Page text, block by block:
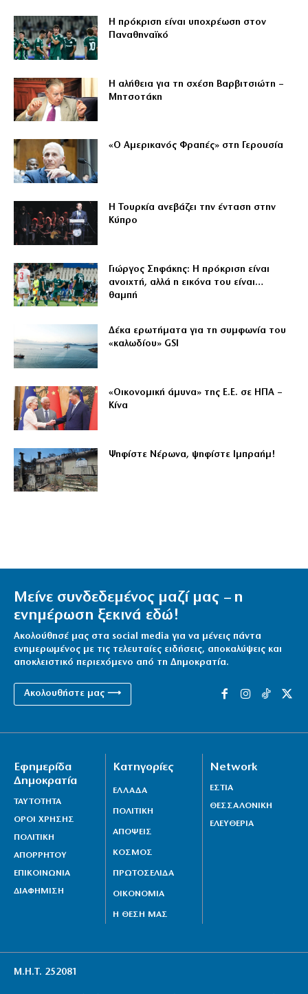
Η πρόκριση είναι υποχρέωση στον
Παναθηναϊκό
Η αλήθεια για τη σχέση Βαρβιτσιώτη –
Μητσοτάκη
«Ο Αμερικανός Φραπές» στη Γερουσία
Η Τουρκία ανεβάζει την ένταση στην
Κύπρο
Γιώργος Σηφάκης: Η πρόκριση είναι
ανοιχτή, αλλά η εικόνα του είναι…
θαμπή
Δέκα ερωτήματα για τη συμφωνία του
«καλωδίου» GSI
«Οικονομική άμυνα» της Ε.Ε. σε ΗΠΑ –
Κίνα
Ψηφίστε Νέρωνα, ψηφίστε Ιμπραήμ!
Μείνε συνδεδεμένος μαζί μας – η
ενημέρωση ξεκινά εδώ!
Ακολούθησέ μας στα social media για να μένεις πάντα
ενημερωμένος με τις τελευταίες ειδήσεις, αποκαλύψεις και
αποκλειστικό περιεχόμενο από τη Δημοκρατία.
Ακολουθήστε μας ⟶
Εφημερίδα
Δημοκρατία
ΤΑΥΤΟΤΗΤΑ
ΟΡΟΙ ΧΡΗΣΗΣ
ΠΟΛΙΤΙΚΗ
ΑΠΟΡΡΗΤΟΥ
ΕΠΙΚΟΙΝΩΝΙΑ
ΔΙΑΦΗΜΙΣΗ
Κατηγορίες
ΕΛΛΑΔΑ
ΠΟΛΙΤΙΚΗ
ΑΠΟΨΕΙΣ
ΚΟΣΜΟΣ
ΠΡΩΤΟΣΕΛΙΔΑ
ΟΙΚΟΝΟΜΙΑ
Η ΘΕΣΗ ΜΑΣ
Network
ΕΣΤΙΑ
ΘΕΣΣΑΛΟΝΙΚΗ
ΕΛΕΥΘΕΡΙΑ
Μ.Η.Τ. 252081